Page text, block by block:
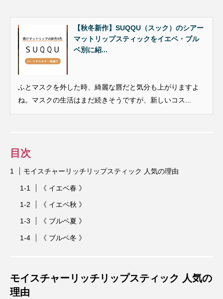
【秋冬新作】SUQQU（スック）のシアー
マットリップスティックをイエベ・ブル
ベ別に紹...
ふとマスクを外した時、綺麗な唇だと気分も上がりますよ
ね。マスクの生活はまだ続きそうですが、新しいコス...
目次
モイスチャーリッチリップスティック 人気の理由
《 イエベ春 》
《 イエベ秋 》
《 ブルベ夏 》
《 ブルベ冬 》
モイスチャーリッチリップスティック 人気の
理由